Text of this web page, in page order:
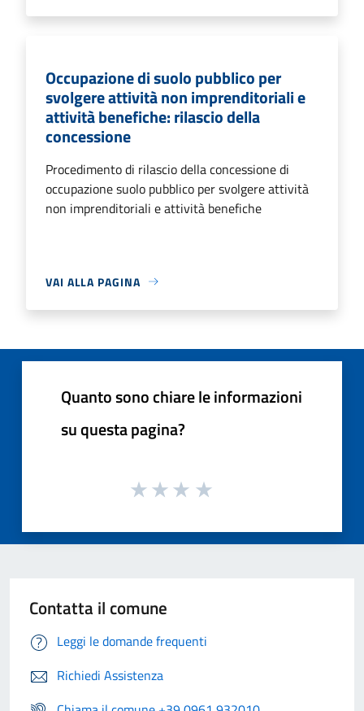
Occupazione di suolo pubblico per
svolgere attività non imprenditoriali e
attività benefiche: rilascio della
concessione
Procedimento di rilascio della concessione di
occupazione suolo pubblico per svolgere attività
non imprenditoriali e attività benefiche
VAI ALLA PAGINA
Quanto sono chiare le informazioni
su questa pagina?
Contatta il comune
Leggi le domande frequenti
Richiedi Assistenza